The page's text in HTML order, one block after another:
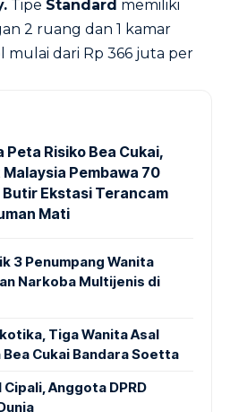
Tipe Standard memiliki
2 ruang dan 1 kamar
mulai dari Rp 366 juta per
Peta Risiko Bea Cukai,
Malaysia Pembawa 70
Butir Ekstasi Terancam
Mati
3 Penumpang Wanita
Narkoba Multijenis di
Tiga Wanita Asal
Bea Cukai Bandara Soetta
Anggota DPRD